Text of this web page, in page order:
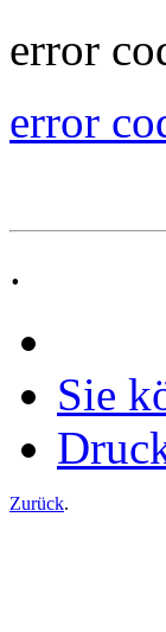
error
error
.
Sie
Zurück.